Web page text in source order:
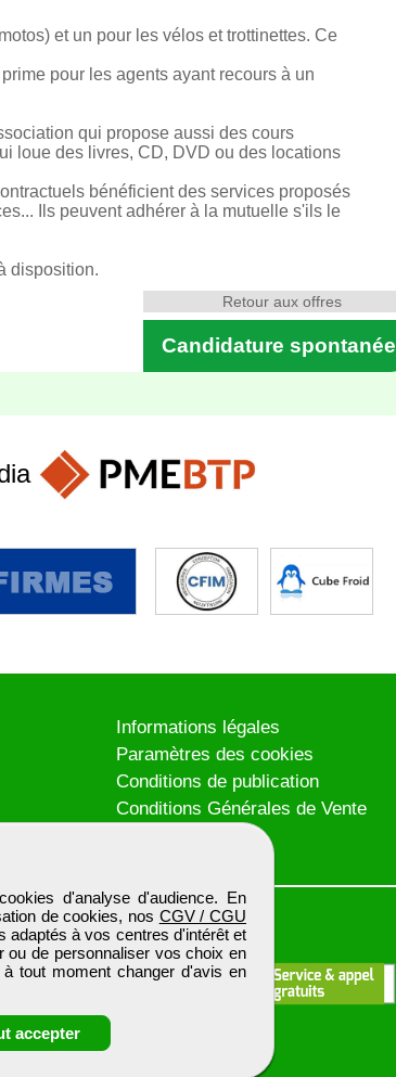
et un pour les vélos et trottinettes. Ce
pour les agents ayant recours à un
qui propose aussi des cours
loue des livres, CD, DVD ou des locations
bénéficient des services proposés
Ils peuvent adhérer à la mutuelle s'ils le
disposition.
Candidature spontanée
Retour aux offres
d'analyse d'audience. En
de cookies, nos CGV / CGU
à vos centres d'intérêt et
ou de personnaliser vos choix en
tout moment changer d'avis en
accepter
Informations légales
Paramètres des cookies
Conditions de publication
Conditions Générales de Vente